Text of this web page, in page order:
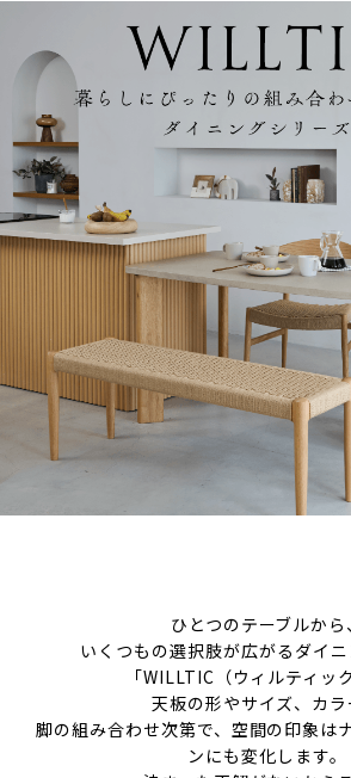
ひとつのテーブルから
いくつもの選択肢が広がるダイ
「WILLTIC（ウィルティッ
天板の形やサイズ、カラ
脚の組み合わせ次第で、空間の印象は
ンにも変化します。